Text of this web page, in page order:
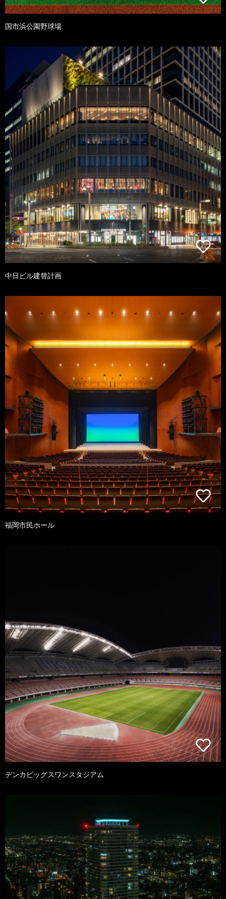
国市浜公園野球場
中日ビル建替計画
福岡市民ホール
デンカビッグスワンスタジアム